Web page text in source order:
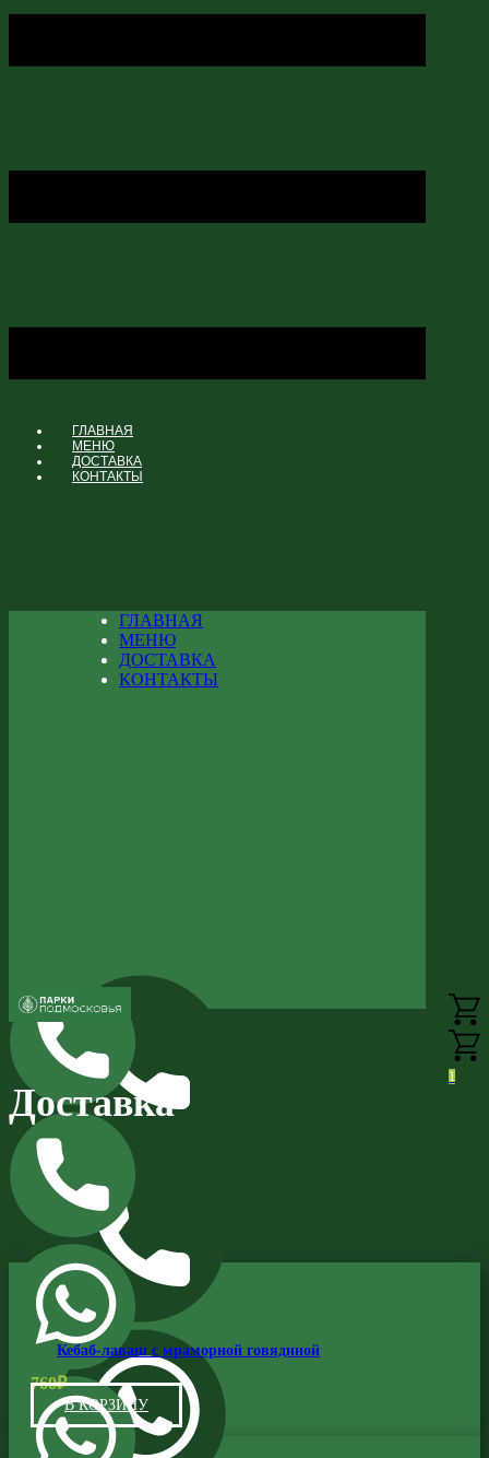
ГЛАВНАЯ
МЕНЮ
ДОСТАВКА
КОНТАКТЫ
ГЛАВНАЯ
МЕНЮ
ДОСТАВКА
КОНТАКТЫ
1
Доставка
Кебаб-лаваш с мраморной говядиной
760₽
В КОРЗИНУ